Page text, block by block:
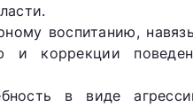
воспитанию,
коррекции
в виде